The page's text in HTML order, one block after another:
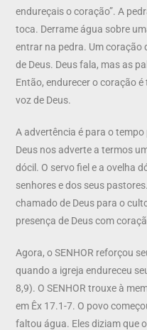
endureçais o coração”. A
toca. Derrame água sobre
entrar na pedra. Um coração
de Deus. Deus fala, mas as
Então, endurecer o coração
voz de Deus.
A advertência é para o tempo
Deus nos adverte a termos
dócil. O servo fiel e a ovelha
senhores e dos seus
chamado de Deus para o
presença de Deus com
Agora, o SENHOR reforçou
quando a igreja endureceu
8,9). O SENHOR trouxe à
em Êx 17.1-7. O povo
faltou água. Eles diziam que